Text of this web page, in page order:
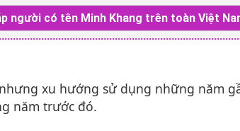
người có tên Minh Khang trên toàn Việt
xu hướng sử dụng những năm
năm trước đó.